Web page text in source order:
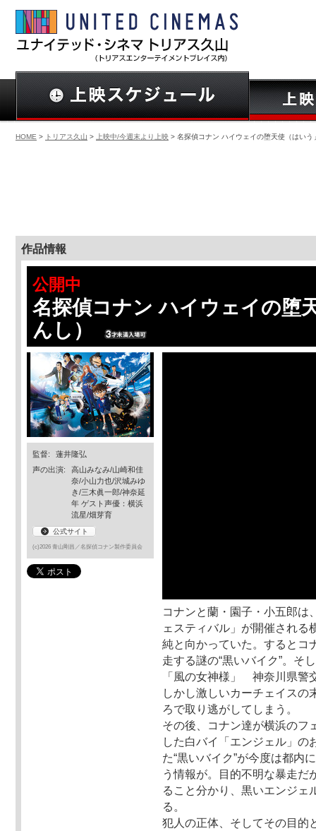
HOME > トリアス久山 > 上映中/今週末より上映 > 名探偵コナン ハイウェイの堕天使（はいう
作品情報
公開中
名探偵コナン ハイウェイの堕
んし）
監督:
蓮井隆弘
声の出演:
高山みなみ/山崎和佳
奈/小山力也/沢城みゆ
き/三木眞一郎/神奈延
年 ゲスト声優：横浜
流星/畑芽育
公式サイト
(c)2026 青山剛昌／名探偵コナン製作委員会
コナンと蘭・園子・小五郎は
ェスティバル」が開催される
純と向かっていた。するとコ
走する謎の“黒いバイク”。そ
「風の女神様」 神奈川県警
しかし激しいカーチェイスの
ろで取り逃がしてしまう。
その後、コナン達が横浜のフ
した白バイ「エンジェル」の
た“黒いバイク”が今度は都内
う情報が。目的不明な暴走だ
ること分かり、黒いエンジ
る。
犯人の正体、そしてその目